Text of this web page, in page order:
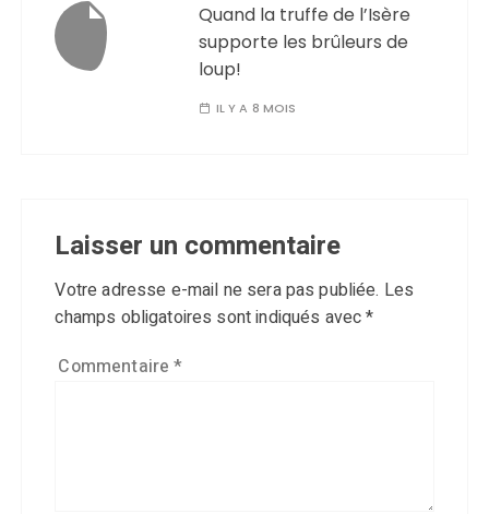
Quand la truffe de l’Isère
supporte les brûleurs de
loup!
IL Y A 8 MOIS
Laisser un commentaire
Votre adresse e-mail ne sera pas publiée. Les
champs obligatoires sont indiqués avec*
Commentaire*